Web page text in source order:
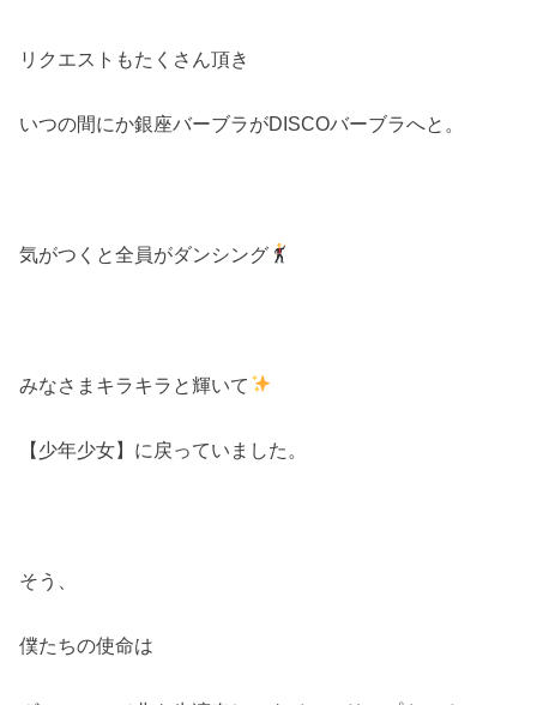
リクエストもたくさん頂き
いつの間にか銀座バーブラがDISCOバーブラへと。
気がつくと全員がダンシング
みなさまキラキラと輝いて
【少年少女】に戻っていました。
そう、
僕たちの使命は